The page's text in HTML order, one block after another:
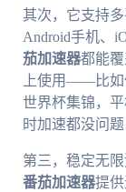
其次，它支持
Android手机、
茄加速器都能
上使用——比如
世界杯集锦，
时加速都没问
第三，稳定无
番茄加速器提